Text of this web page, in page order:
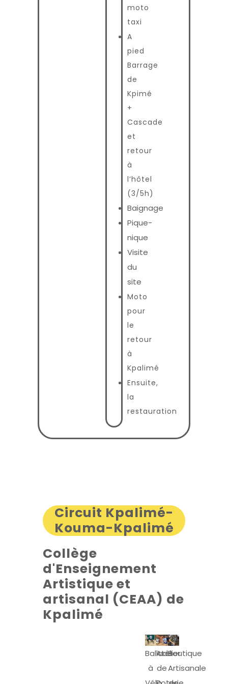
moto
taxi
A
pied
Barrage
de
Kpimé
+
Cascade
et
retour
à
l’hôtel
(3/5h)
Baignage
Pique-
nique
Visite
du
site
Moto
pour
le
retour
à
Kpalimé
Ensuite,
la
restauration
Circuit Kpalimé-
Kouma-Kpalimé
Collège
d'Enseignement
Artistique et
artisanal (CEAA) de
Kpalimé
Ballade
à
Atelier
de
Boutique
Artisanale